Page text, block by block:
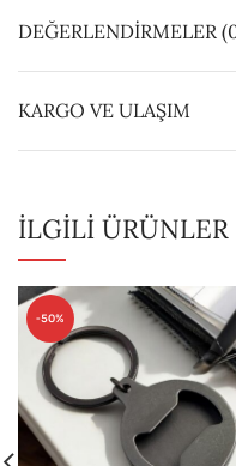
DEĞERLENDIRMELER
KARGO VE ULAŞIM
İLGILI ÜRÜNLER
-50%